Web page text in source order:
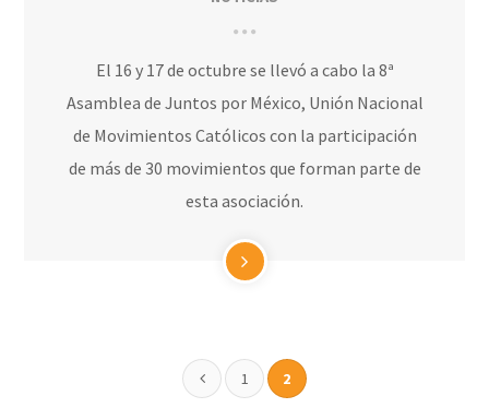
El 16 y 17 de octubre se llevó a cabo la 8ª
Asamblea de Juntos por México, Unión Nacional
de Movimientos Católicos con la participación
de más de 30 movimientos que forman parte de
esta asociación.
1 2